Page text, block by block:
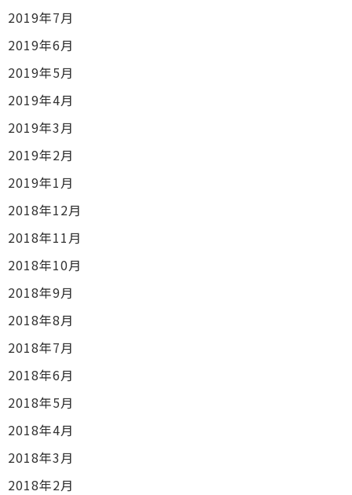
2019年7月
2019年6月
2019年5月
2019年4月
2019年3月
2019年2月
2019年1月
2018年12月
2018年11月
2018年10月
2018年9月
2018年8月
2018年7月
2018年6月
2018年5月
2018年4月
2018年3月
2018年2月